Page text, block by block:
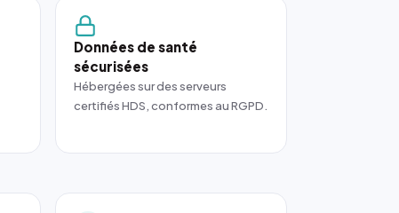
Données de santé
sécurisées
Hébergées sur des serveurs
certifiés HDS, conformes au RGPD.